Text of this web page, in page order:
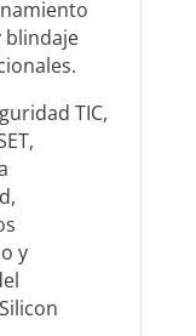
blindaje
TIC,
y